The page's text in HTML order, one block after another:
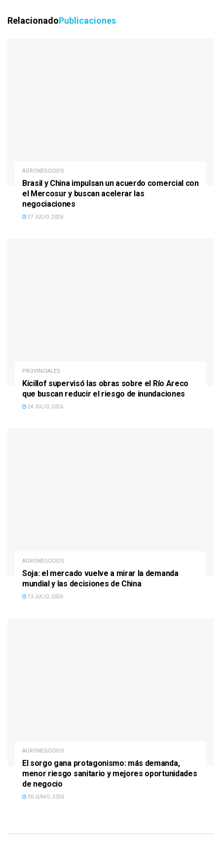
RelacionadoPublicaciones
AGRONEGOCIOS
Brasil y China impulsan un acuerdo comercial con
el Mercosur y buscan acelerar las
negociaciones
27 JULIO, 2026
PROVINCIALES
Kicillof supervisó las obras sobre el Río Areco
que buscan reducir el riesgo de inundaciones
24 JULIO, 2026
AGRONEGOCIOS
Soja: el mercado vuelve a mirar la demanda
mundial y las decisiones de China
13 JULIO, 2026
AGRONEGOCIOS
El sorgo gana protagonismo: más demanda,
menor riesgo sanitario y mejores oportunidades
de negocio
30 JUNIO, 2026